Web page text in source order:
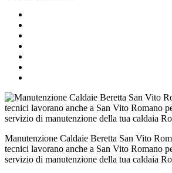
Manutenzione Caldaie Beretta San Vito
tecnici lavorano anche a San Vito Romano
servizio di manutenzione della tua caldaia